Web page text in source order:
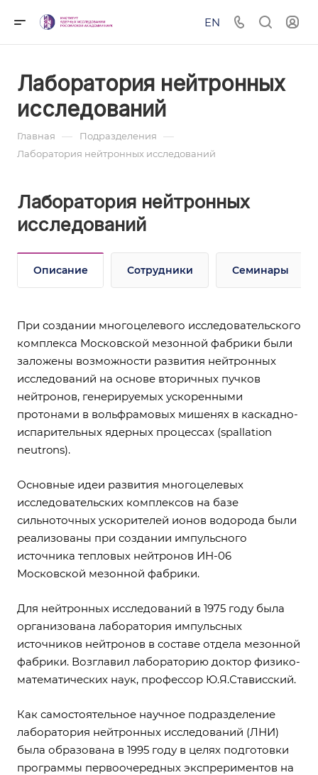
EN
Лаборатория нейтронных
исследований
Главная — Подразделения —
Лаборатория нейтронных исследований
Лаборатория нейтронных
исследований
Описание Сотрудники Семинары
При создании многоцелевого исследовательского
комплекса Московской мезонной фабрики были
заложены возможности развития нейтронных
исследований на основе вторичных пучков
нейтронов, генерируемых ускоренными
протонами в вольфрамовых мишенях в каскадно-
испарительных ядерных процессах (spallation
neutrons).
Основные идеи развития многоцелевых
исследовательских комплексов на базе
сильноточных ускорителей ионов водорода были
реализованы при создании импульсного
источника тепловых нейтронов ИН-06
Московской мезонной фабрики.
Для нейтронных исследований в 1975 году была
организована лаборатория импульсных
источников нейтронов в составе отдела мезонной
фабрики. Возглавил лабораторию доктор физико-
математических наук, профессор Ю.Я.Стависский.
Как самостоятельное научное подразделение
лаборатория нейтронных исследований (ЛНИ)
была образована в 1995 году в целях подготовки
программы первоочередных экспрериментов на